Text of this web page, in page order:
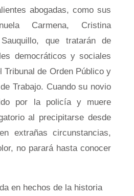
abogadas, como sus
Carmena, Cristina
que tratarán de
democráticos y sociales
Tribunal de Orden Público y
Trabajo. Cuando su novio
por la policía y muere
al precipitarse desde
extrañas circunstancias,
no parará hasta conocer
en hechos de la historia